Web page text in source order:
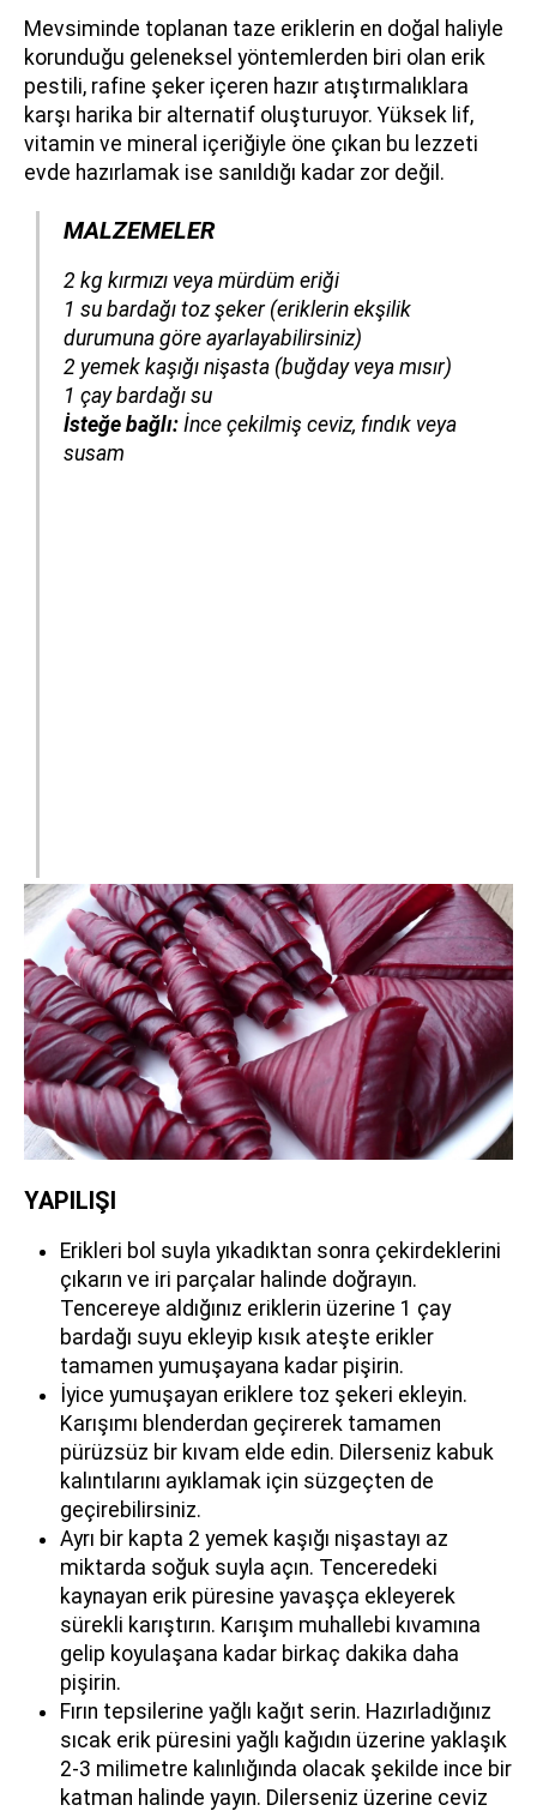
Mevsiminde toplanan taze eriklerin en doğal haliyle
korunduğu geleneksel yöntemlerden biri olan erik
pestili, rafine şeker içeren hazır atıştırmalıklara
karşı harika bir alternatif oluşturuyor. Yüksek lif,
vitamin ve mineral içeriğiyle öne çıkan bu lezzeti
evde hazırlamak ise sanıldığı kadar zor değil.
MALZEMELER
​​​​​​2 kg kırmızı veya mürdüm eriği
1 su bardağı toz şeker (eriklerin ekşilik
durumuna göre ayarlayabilirsiniz)
2 yemek kaşığı nişasta (buğday veya mısır)
1 çay bardağı su
İsteğe bağlı: İnce çekilmiş ceviz, fındık veya
susam
YAPILIŞI
Erikleri bol suyla yıkadıktan sonra çekirdeklerini
çıkarın ve iri parçalar halinde doğrayın.
Tencereye aldığınız eriklerin üzerine 1 çay
bardağı suyu ekleyip kısık ateşte erikler
tamamen yumuşayana kadar pişirin.
İyice yumuşayan eriklere toz şekeri ekleyin.
Karışımı blenderdan geçirerek tamamen
pürüzsüz bir kıvam elde edin. Dilerseniz kabuk
kalıntılarını ayıklamak için süzgeçten de
geçirebilirsiniz.
Ayrı bir kapta 2 yemek kaşığı nişastayı az
miktarda soğuk suyla açın. Tenceredeki
kaynayan erik püresine yavaşça ekleyerek
sürekli karıştırın. Karışım muhallebi kıvamına
gelip koyulaşana kadar birkaç dakika daha
pişirin.
Fırın tepsilerine yağlı kağıt serin. Hazırladığınız
sıcak erik püresini yağlı kağıdın üzerine yaklaşık
2-3 milimetre kalınlığında olacak şekilde ince bir
katman halinde yayın. Dilerseniz üzerine ceviz